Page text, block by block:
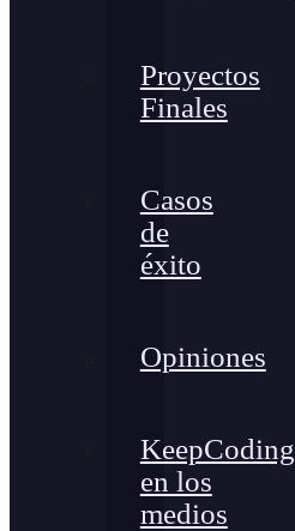
Proyectos
Finales
Casos
de
éxito
Opiniones
KeepCoding
en los
medios